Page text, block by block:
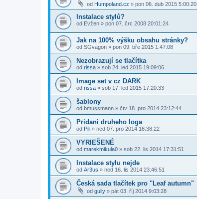
od Humpoland.cz » pon 06. dub 2015 5:00:20
Instalace stylů?
od Evžen » pon 07. črc 2008 20:01:24
Jak na 100% výšku obsahu stránky?
od SGvagon » pon 09. bře 2015 1:47:08
Nezobrazují se tlačítka
od rissa » sob 24. led 2015 19:09:06
Image set v cz DARK
od rissa » sob 17. led 2015 17:20:33
šablony
od bmussmann » čtv 18. pro 2014 23:12:44
Pridani druheho loga
od Pili » ned 07. pro 2014 16:38:22
VYRIEŠENÉ
od marekmikula0 » sob 22. lis 2014 17:31:51
Instalace stylu nejde
od Ar3us » ned 16. lis 2014 23:46:51
Česká sada tlačítek pro "Leaf autumn"
od gully » pát 03. říj 2014 9:03:28